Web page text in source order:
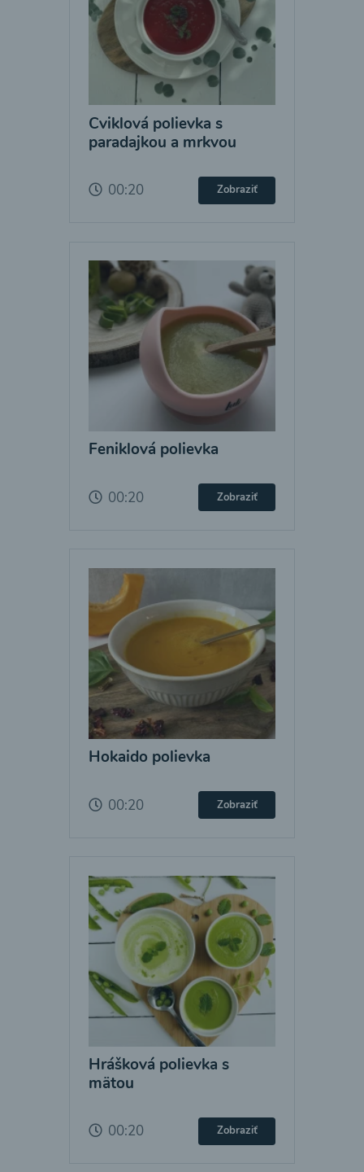
Cviklová polievka s
paradajkou a mrkvou
00:20 Zobraziť
Feniklová polievka
00:20 Zobraziť
Hokaido polievka
00:20 Zobraziť
Hrášková polievka s
mätou
00:20 Zobraziť